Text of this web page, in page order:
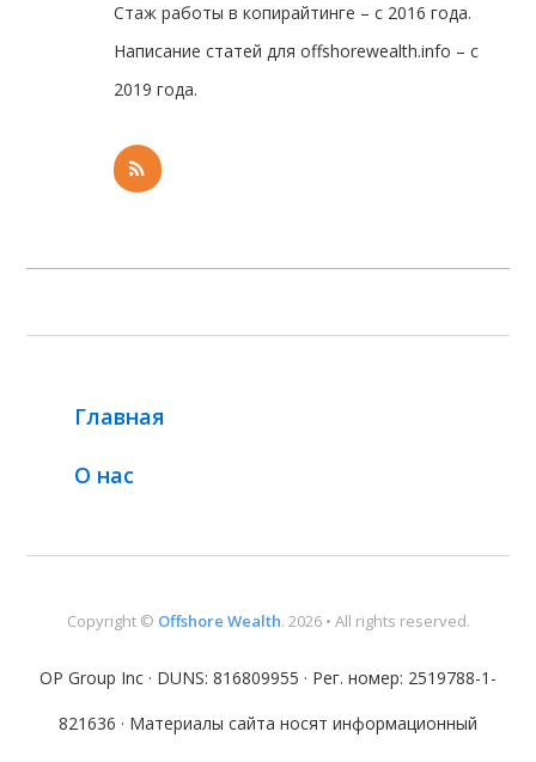
Стаж работы в копирайтинге – с 2016 года.
Написание статей для offshorewealth.info – с
2019 года.
Главная
О нас
Copyright © Offshore Wealth. 2026 • All rights reserved.
OP Group Inc · DUNS: 816809955 · Рег. номер: 2519788-1-
821636 · Материалы сайта носят информационный